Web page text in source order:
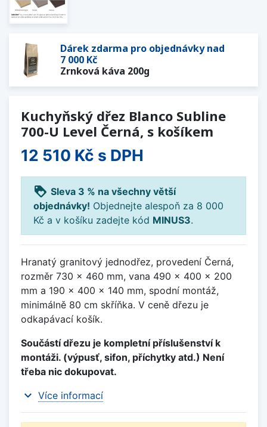
Dárek zdarma pro objednávky nad
7 000 Kč
Zrnková káva 200g
Kuchyňský dřez Blanco Subline
700-U Level Černá, s košíkem
12 510 Kč s DPH
loyalty Sleva 3 % na všechny větší
objednávky! Objednejte alespoň za 8 000
Kč a v košíku zadejte kód MINUS3.
Hranatý granitový jednodřez, provedení Černá,
rozměr 730 x 460 mm, vana 490 x 400 x 200
mm a 190 x 400 x 140 mm, spodní montáž,
minimálně 80 cm skříňka. V ceně dřezu je
odkapávací košík.
Součástí dřezu je kompletní příslušenství k
montáži. (výpusť, sifon, příchytky atd.) Není
třeba nic dokupovat.
expand_more Více informací